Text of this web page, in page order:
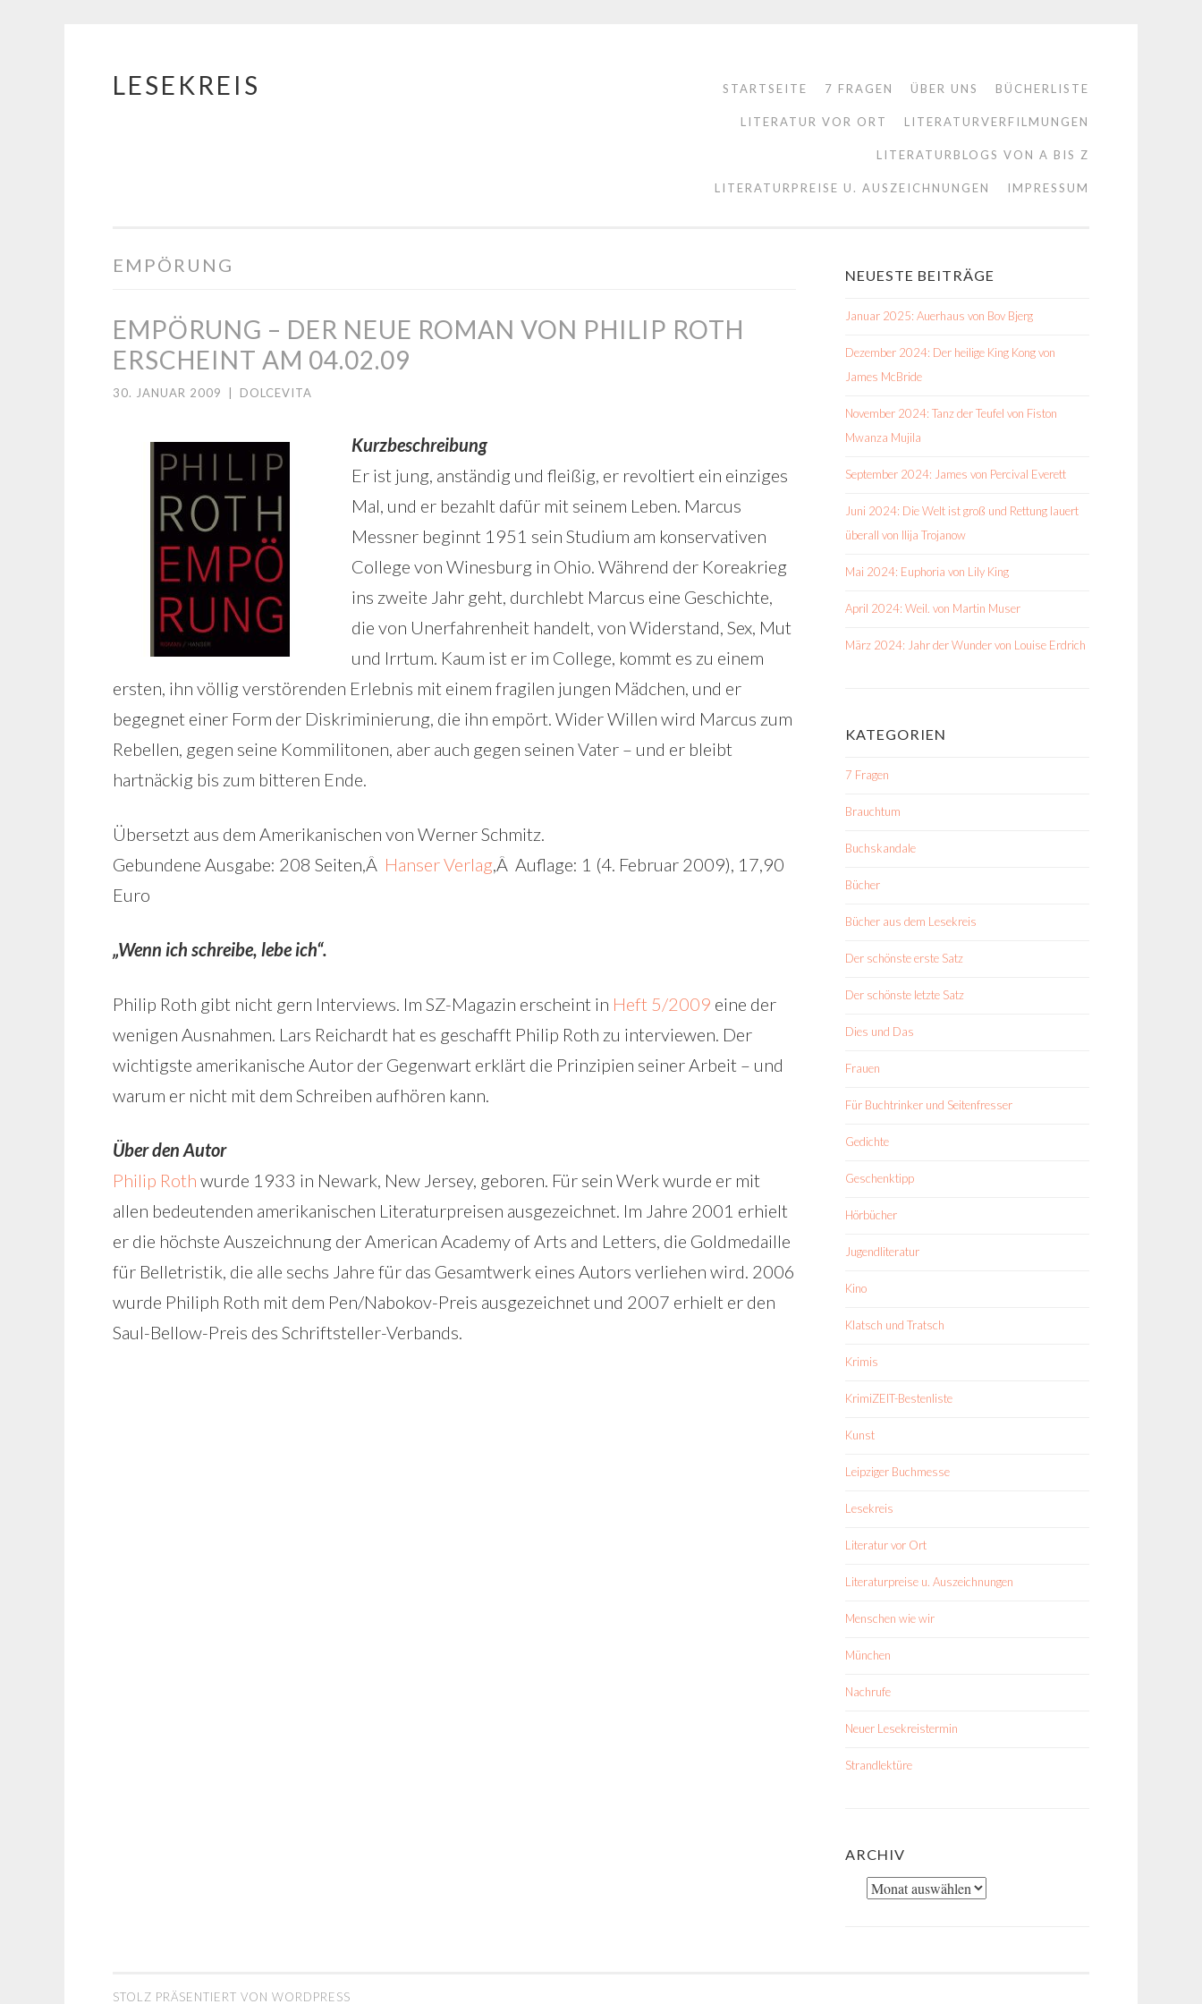
Springe
LESEKREIS STARTSEITE 7 FRAGEN ÜBER UNS BÜCHERLISTE
LITERATUR VOR ORT LITERATURVERFILMUNGEN
LITERATURBLOGS VON A BIS Z
LITERATURPREISE U. AUSZEICHNUNGEN IMPRESSUM
EMPÖRUNG
EMPÖRUNG – DER NEUE ROMAN VON PHILIP ROTH
ERSCHEINT AM 04.02.09
30. JANUAR 2009 DOLCEVITA
Kurzbeschreibung
Er ist jung, anständig und fleißig, er revoltiert ein einziges
Mal, und er bezahlt dafür mit seinem Leben. Marcus
Messner beginnt 1951 sein Studium am konservativen
College von Winesburg in Ohio. Während der Koreakrieg
ins zweite Jahr geht, durchlebt Marcus eine Geschichte,
die von Unerfahrenheit handelt, von Widerstand, Sex, Mut
und Irrtum. Kaum ist er im College, kommt es zu einem
ersten, ihn völlig verstörenden Erlebnis mit einem fragilen jungen Mädchen, und er
begegnet einer Form der Diskriminierung, die ihn empört. Wider Willen wird Marcus zum
Rebellen, gegen seine Kommilitonen, aber auch gegen seinen Vater – und er bleibt
hartnäckig bis zum bitteren Ende.
Übersetzt aus dem Amerikanischen von Werner Schmitz.
Gebundene Ausgabe: 208 Seiten,Â Hanser Verlag,Â Auflage: 1 (4. Februar 2009), 17,90
Euro
„Wenn ich schreibe, lebe ich“.
Philip Roth gibt nicht gern Interviews. Im SZ-Magazin erscheint in Heft 5/2009 eine der
wenigen Ausnahmen. Lars Reichardt hat es geschafft Philip Roth zu interviewen. Der
wichtigste amerikanische Autor der Gegenwart erklärt die Prinzipien seiner Arbeit – und
warum er nicht mit dem Schreiben aufhören kann.
Über den Autor
Philip Roth wurde 1933 in Newark, New Jersey, geboren. Für sein Werk wurde er mit
allen bedeutenden amerikanischen Literaturpreisen ausgezeichnet. Im Jahre 2001 erhielt
er die höchste Auszeichnung der American Academy of Arts and Letters, die Goldmedaille
für Belletristik, die alle sechs Jahre für das Gesamtwerk eines Autors verliehen wird. 2006
wurde Philiph Roth mit dem Pen/Nabokov-Preis ausgezeichnet und 2007 erhielt er den
Saul-Bellow-Preis des Schriftsteller-Verbands.
NEUESTE BEITRÄGE
Januar 2025: Auerhaus von Bov Bjerg
Dezember 2024: Der heilige King Kong von
James McBride
November 2024: Tanz der Teufel von Fiston
Mwanza Mujila
September 2024: James von Percival Everett
Juni 2024: Die Welt ist groß und Rettung lauert
überall von Ilija Trojanow
Mai 2024: Euphoria von Lily King
April 2024: Weil. von Martin Muser
März 2024: Jahr der Wunder von Louise Erdrich
KATEGORIEN
7 Fragen
Brauchtum
Buchskandale
Bücher
Bücher aus dem Lesekreis
Der schönste erste Satz
Der schönste letzte Satz
Dies und Das
Frauen
Für Buchtrinker und Seitenfresser
Gedichte
Geschenktipp
Hörbücher
Jugendliteratur
Kino
Klatsch und Tratsch
Krimis
KrimiZEIT-Bestenliste
Kunst
Leipziger Buchmesse
Lesekreis
Literatur vor Ort
Literaturpreise u. Auszeichnungen
Menschen wie wir
München
Nachrufe
Neuer Lesekreistermin
Strandlektüre
ARCHIV
Archiv
STOLZ PRÄSENTIERT VON WORDPRESS